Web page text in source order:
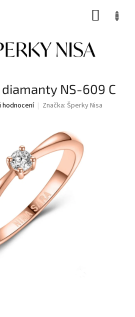
NS-609 C
Značka: Šperky Nisa